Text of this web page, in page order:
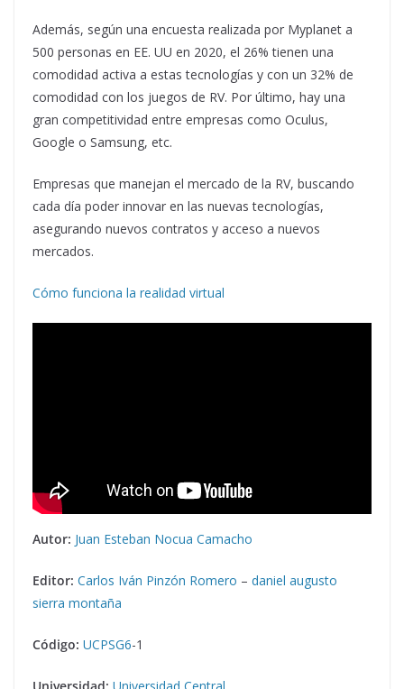
Además, según una encuesta realizada por Myplanet a
500 personas en EE. UU en 2020, el 26% tienen una
comodidad activa a estas tecnologías y con un 32% de
comodidad con los juegos de RV. Por último, hay una
gran competitividad entre empresas como Oculus,
Google o Samsung, etc.
Empresas que manejan el mercado de la RV, buscando
cada día poder innovar en las nuevas tecnologías,
asegurando nuevos contratos y acceso a nuevos
mercados.
Cómo funciona la realidad virtual
Autor: Juan Esteban Nocua Camacho
Editor: Carlos Iván Pinzón Romero – daniel augusto
sierra montaña
Código: UCPSG6-1